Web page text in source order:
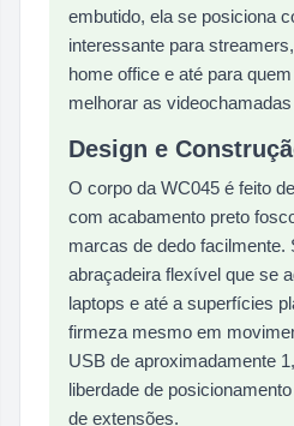
embutido, ela se posiciona
interessante para
home office e até para
melhorar as
Design e
O corpo da WC045 é feito
com acabamento preto
marcas de dedo facilmente.
abraçadeira flexível que se
laptops e até a superfícies
firmeza mesmo em
USB de aproximadamente
liberdade de
de extensões.